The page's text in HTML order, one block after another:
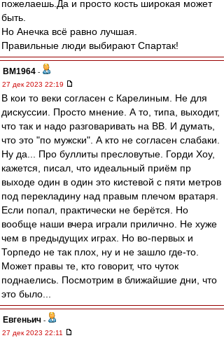
пожелаешь.Да и просто кость широкая может
быть.
Но Анечка всё равно лучшая.
Правильные люди выбирают Спартак!
BM1964 -
27 дек 2023 22:19
В кои то веки согласен с Карелиным. Не для
дискуссии. Просто мнение. А то, типа, выходит,
что так и надо разговаривать на ВВ. И думать,
что это "по мужски". А кто не согласен слабаки.
Ну да... Про буллиты пресловутые. Горди Хоу,
кажется, писал, что идеальный приём пр
выходе один в один это кистевой с пяти метров
под перекладину над правым плечом вратаря.
Если попал, практически не берётся. Но
вообще наши вчера играли прилично. Не хуже
чем в предыдущих играх. Но во-первых и
Торпедо не так плох, ну и не зашло где-то.
Может правы те, кто говорит, что чуток
поднаелись. Посмотрим в ближайшие дни, что
это было...
Евгеньич -
27 дек 2023 22:11